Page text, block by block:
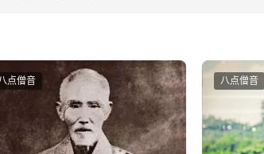
点僧音 八点僧音